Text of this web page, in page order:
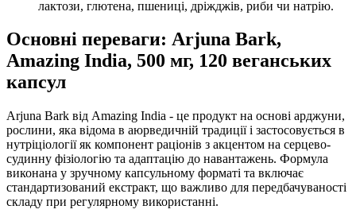
лактози, глютена, пшениці, дріжджів, риби чи натрію.
Основні переваги: Arjuna Bark,
Amazing India, 500 мг, 120 веганських
капсул
Arjuna Bark від Amazing India - це продукт на основі арджуни,
рослини, яка відома в аюрведичній традиції і застосовується в
нутріціології як компонент раціонів з акцентом на серцево-
судинну фізіологію та адаптацію до навантажень. Формула
виконана у зручному капсульному форматі та включає
стандартизований екстракт, що важливо для передбачуваності
складу при регулярному використанні.